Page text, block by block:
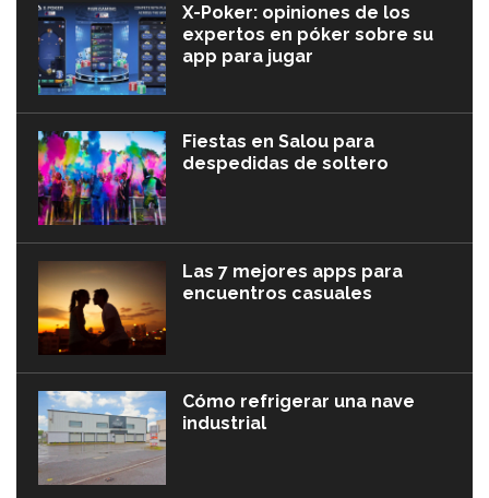
X-Poker: opiniones de los
expertos en póker sobre su
app para jugar
Fiestas en Salou para
despedidas de soltero
Las 7 mejores apps para
encuentros casuales
Cómo refrigerar una nave
industrial